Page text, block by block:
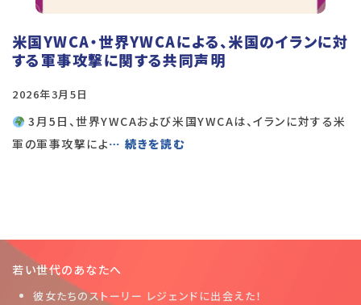
米国YWCA・世界YWCAによる、米国のイランに対
する軍事攻撃に関する共同声明
2026年3月5日
3月5日、世界YWCAおよび米国YWCAは、イランに対する米
軍の軍事攻撃によ… 続きを読む
若い世代のあなたへ
彼女たちのストーリー レジェンドに出会えた！